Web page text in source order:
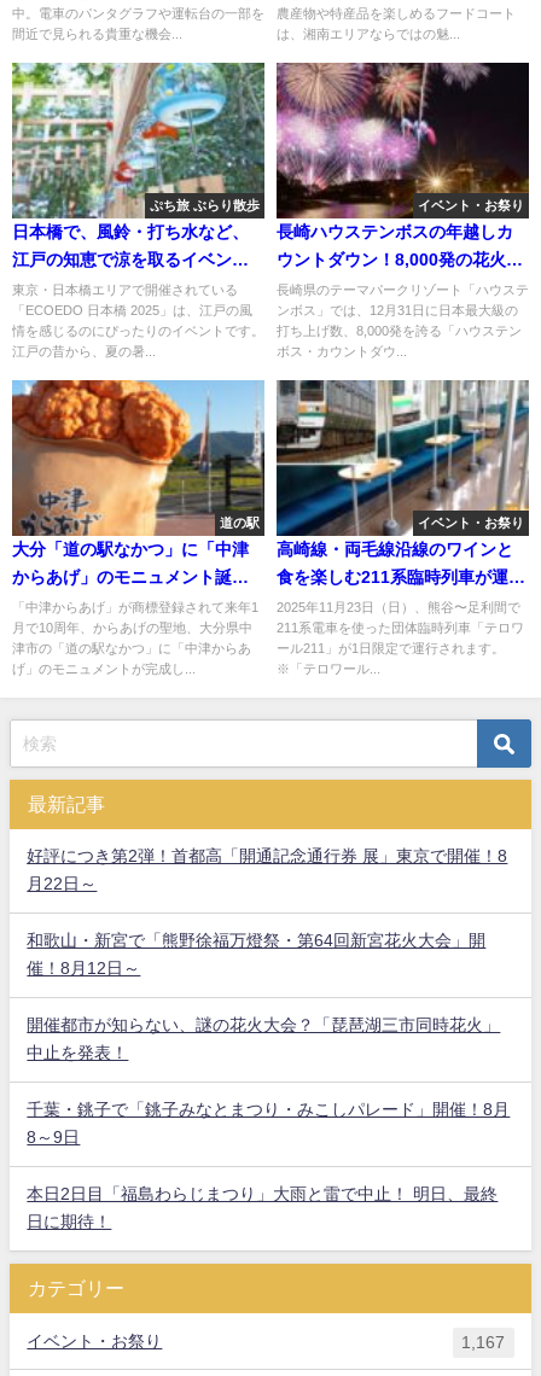
中。電車のパンタグラフや運転台の一部を
間近で見られる貴重な機会...
農産物や特産品を楽しめるフードコート
は、湘南エリアならではの魅...
ぷち旅 ぶらり散歩
日本橋で、風鈴・打ち水など、
江戸の知恵で涼を取るイベン
ト！
東京・日本橋エリアで開催されている
「ECOEDO 日本橋 2025」は、江戸の風
情を感じるのにぴったりのイベントです。
江戸の昔から、夏の暑...
イベント・お祭り
長崎ハウステンボスの年越しカ
ウントダウン！8,000発の花火で
祝う新年
長崎県のテーマパークリゾート「ハウステ
ンボス」では、12月31日に日本最大級の
打ち上げ数、8,000発を誇る「ハウステン
ボス・カウントダウ...
道の駅
大分「道の駅なかつ」に「中津
からあげ」のモニュメント誕
生！
「中津からあげ」が商標登録されて来年1
月で10周年、からあげの聖地、大分県中
津市の「道の駅なかつ」に「中津からあ
げ」のモニュメントが完成し...
イベント・お祭り
高崎線・両毛線沿線のワインと
食を楽しむ211系臨時列車が運
行！
2025年11月23日（日）、熊谷〜足利間で
211系電車を使った団体臨時列車「テロワ
ール211」が1日限定で運行されます。
※「テロワール...
最新記事
好評につき第2弾！首都高「開通記念通行券 展」東京で開催！8
月22日～
和歌山・新宮で「熊野徐福万燈祭・第64回新宮花火大会」開
催！8月12日～
開催都市が知らない、謎の花火大会？「琵琶湖三市同時花火」
中止を発表！
千葉・銚子で「銚子みなとまつり・みこしパレード」開催！8月
8～9日
本日2日目「福島わらじまつり」大雨と雷で中止！ 明日、最終
日に期待！
カテゴリー
イベント・お祭り 1,167